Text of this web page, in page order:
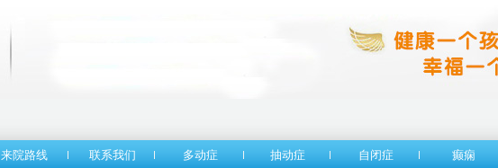
来院路线 联系我们 多动症 抽动症 自闭症 癫痫